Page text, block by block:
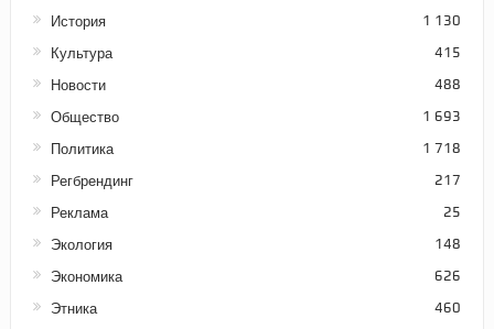
История 1 130
Культура 415
Новости 488
Общество 1 693
Политика 1 718
Регбрендинг 217
Реклама 25
Экология 148
Экономика 626
Этника 460